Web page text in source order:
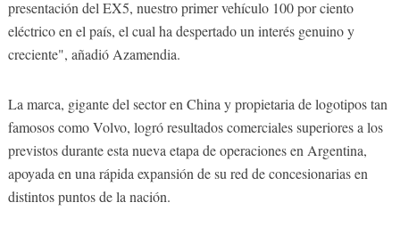
presentación del EX5, nuestro primer vehículo 100 por ciento
eléctrico en el país, el cual ha despertado un interés genuino y
creciente", añadió Azamendia.
La marca, gigante del sector en China y propietaria de logotipos tan
famosos como Volvo, logró resultados comerciales superiores a los
previstos durante esta nueva etapa de operaciones en Argentina,
apoyada en una rápida expansión de su red de concesionarias en
distintos puntos de la nación.